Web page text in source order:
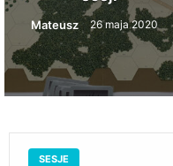
Mateusz 26 maja 2020
SESJE